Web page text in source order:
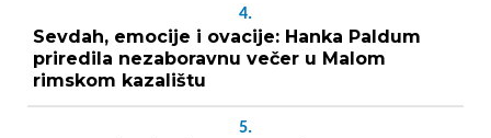
4.
Sevdah, emocije i ovacije: Hanka Paldum
priredila nezaboravnu večer u Malom
rimskom kazalištu
5.